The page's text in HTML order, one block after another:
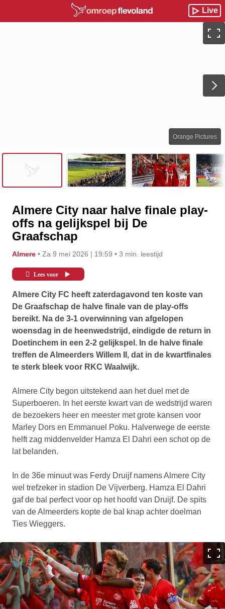
Live
Orange Pictures
Almere City naar halve finale play-
offs na gelijkspel bij De
Graafschap
almere • Za 9 mei 2026 | 19:59 • 3 min. leestijd
Lees voor
Almere City FC heeft zaterdagavond ten koste van
De Graafschap de halve finale van de play-offs
bereikt. Na de 3-1 overwinning van afgelopen
woensdag in de heenwedstrijd, eindigde de return in
Doetinchem in een 2-2 gelijkspel. In de halve finale
treffen de Almeerders Willem II, dat in de kwartfinales
te sterk bleek voor RKC Waalwijk.
Almere City begon uitstekend aan het duel met de
Superboeren. In het eerste kwart van de wedstrijd waren
de bezoekers heer en meester met grote kansen voor
Marley Dors en Emmanuel Poku. Halverwege de eerste
helft zag middenvelder Hamza El Dahri een schot op de
lat belanden.
In de 36e minuut was Ferdy Druijf namens Almere City
wel trefzeker in stadion De Vijverberg. Hamza El Dahri
gaf de bal perfect voor op het hoofd van Druijf. De spits
van de Almeerders kopte de bal knap achter doelman
Ties Wieggers.